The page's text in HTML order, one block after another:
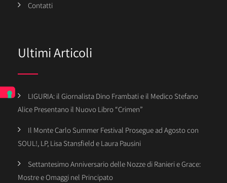
Contatti
Ultimi Articoli
LIGURIA: il Giornalista Dino Frambati e il Medico Stefano
Alice Presentano il Nuovo Libro “Crimen”
Il Monte Carlo Summer Festival Prosegue ad Agosto con
SOUL!, LP, Lisa Stansfield e Laura Pausini
Settantesimo Anniversario delle Nozze di Ranieri e Grace:
Mostre e Omaggi nel Principato